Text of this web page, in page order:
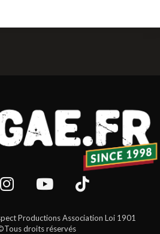
Productions Association Loi 1901
droits réservés